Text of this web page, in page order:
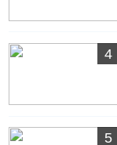
4
5